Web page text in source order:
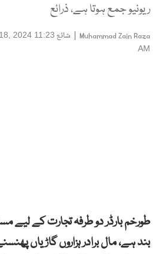
ریونیو جمع ہوتا ہے، ذرائع
Muhammad Zain Raza
| شائع 2024 11:23
AM
طورخم بارڈر دو طرفہ تجارت کے لیے
بند ہے، مال برادر ہزاروں گاڑیاں